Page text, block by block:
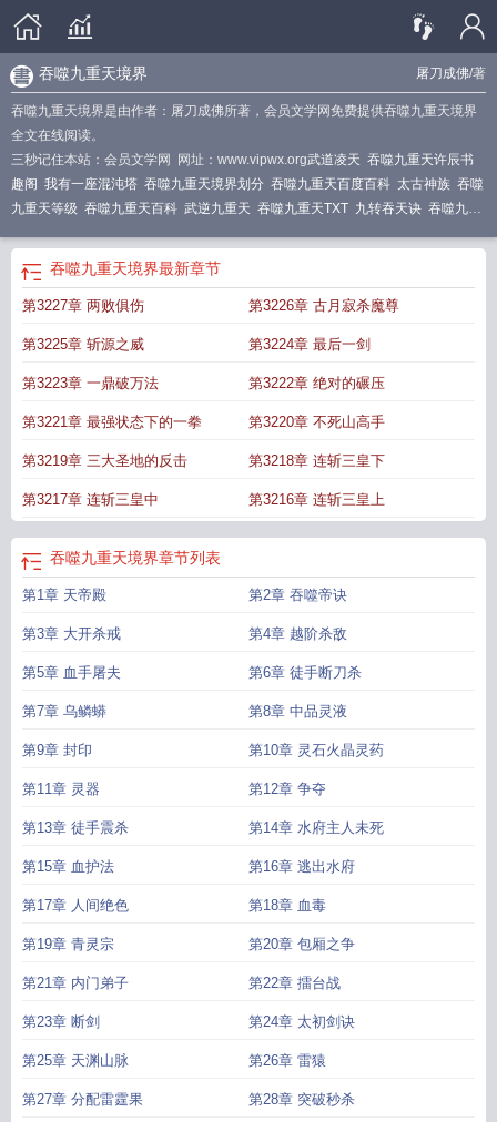
屠刀成佛/著
吞噬九重天境界
吞噬九重天境界是由作者：屠刀成佛所著，会员文学网免费提供吞噬九重天境界
全文在线阅读。
三秒记住本站：会员文学网 网址：www.vipwx.org武道凌天 吞噬九重天许辰书
趣阁 我有一座混沌塔 吞噬九重天境界划分 吞噬九重天百度百科 太古神族 吞噬
九重天等级 吞噬九重天百科 武逆九重天 吞噬九重天TXT 九转吞天诀 吞噬九重
吞噬九重天女主 吞噬九重天等级划分
九重天 屠刀成佛
尊混沌吞天功吞噬九重天全文免费 吞噬九重天境界九幽吞天诀
天百度百科许辰吞噬九重天TXT百度
吞噬九重天境界最新章节
第3227章 两败俱伤 第3226章 古月寂杀魔尊
第3225章 斩源之威 第3224章 最后一剑
第3223章 一鼎破万法 第3222章 绝对的碾压
第3221章 最强状态下的一拳 第3220章 不死山高手
第3219章 三大圣地的反击 第3218章 连斩三皇下
第3217章 连斩三皇中 第3216章 连斩三皇上
吞噬九重天境界章节列表
第1章 天帝殿 第2章 吞噬帝诀
第3章 大开杀戒 第4章 越阶杀敌
第5章 血手屠夫 第6章 徒手断刀杀
第7章 乌鳞蟒 第8章 中品灵液
第9章 封印 第10章 灵石火晶灵药
第11章 灵器 第12章 争夺
第13章 徒手震杀 第14章 水府主人未死
第15章 血护法 第16章 逃出水府
第17章 人间绝色 第18章 血毒
第19章 青灵宗 第20章 包厢之争
第21章 内门弟子 第22章 擂台战
第23章 断剑 第24章 太初剑诀
第25章 天渊山脉 第26章 雷猿
第27章 分配雷霆果 第28章 突破秒杀